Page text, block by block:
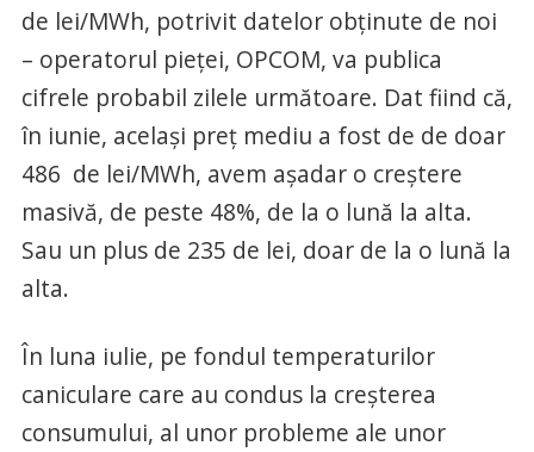
de lei/MWh, potrivit datelor obținute de noi
– operatorul pieței, OPCOM, va publica
cifrele probabil zilele următoare. Dat fiind că,
în iunie, același preț mediu a fost de de doar
486 de lei/MWh, avem așadar o creștere
masivă, de peste 48%, de la o lună la alta.
Sau un plus de 235 de lei, doar de la o lună la
alta.
În luna iulie, pe fondul temperaturilor
caniculare care au condus la creșterea
consumului, al unor probleme ale unor